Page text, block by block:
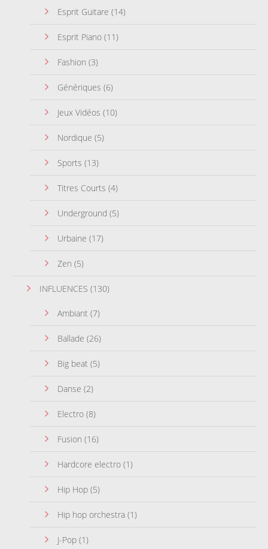
Esprit Guitare (14)
Esprit Piano (11)
Fashion (3)
Génériques (6)
Jeux Vidéos (10)
Nordique (5)
Sports (13)
Titres Courts (4)
Underground (5)
Urbaine (17)
Zen (5)
INFLUENCES (130)
Ambiant (7)
Ballade (26)
Big beat (5)
Danse (2)
Electro (8)
Fusion (16)
Hardcore electro (1)
Hip Hop (5)
Hip hop orchestra (1)
J-Pop (1)